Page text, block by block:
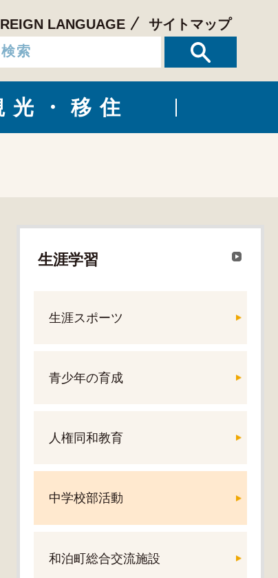
LANGUAGE サイトマップ
光・移住
生涯学習
生涯スポーツ
青少年の育成
人権同和教育
中学校部活動
和泊町総合交流施設